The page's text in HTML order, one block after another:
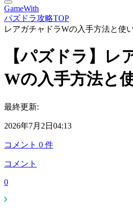
GameWith
パズドラ攻略TOP
レアガチャドラWの入手方法と使
【パズドラ】レ
Wの入手方法と
最終更新:
2026年7月2日04:13
コメント 0 件
コメント
0